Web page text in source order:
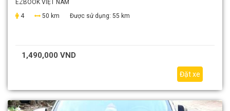
EZBOOK VIỆT NAM
4
50 km Được sử dụng: 55 km
1,490,000 VND
Đặt xe